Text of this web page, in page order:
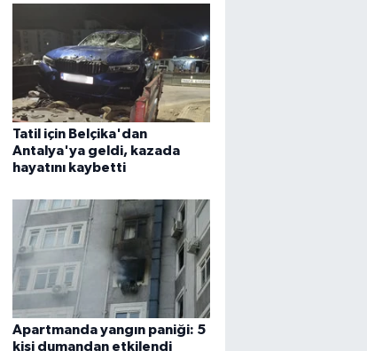
Tatil için Belçika'dan
Antalya'ya geldi, kazada
hayatını kaybetti
Apartmanda yangın paniği: 5
kişi dumandan etkilendi